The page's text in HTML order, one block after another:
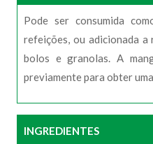
Pode ser consumida
refeições, ou adicionada a
bolos e granolas. A
previamente para obter
INGREDIENTES